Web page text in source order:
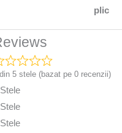
plic
5 stele (bazat pe 0 recenzii)